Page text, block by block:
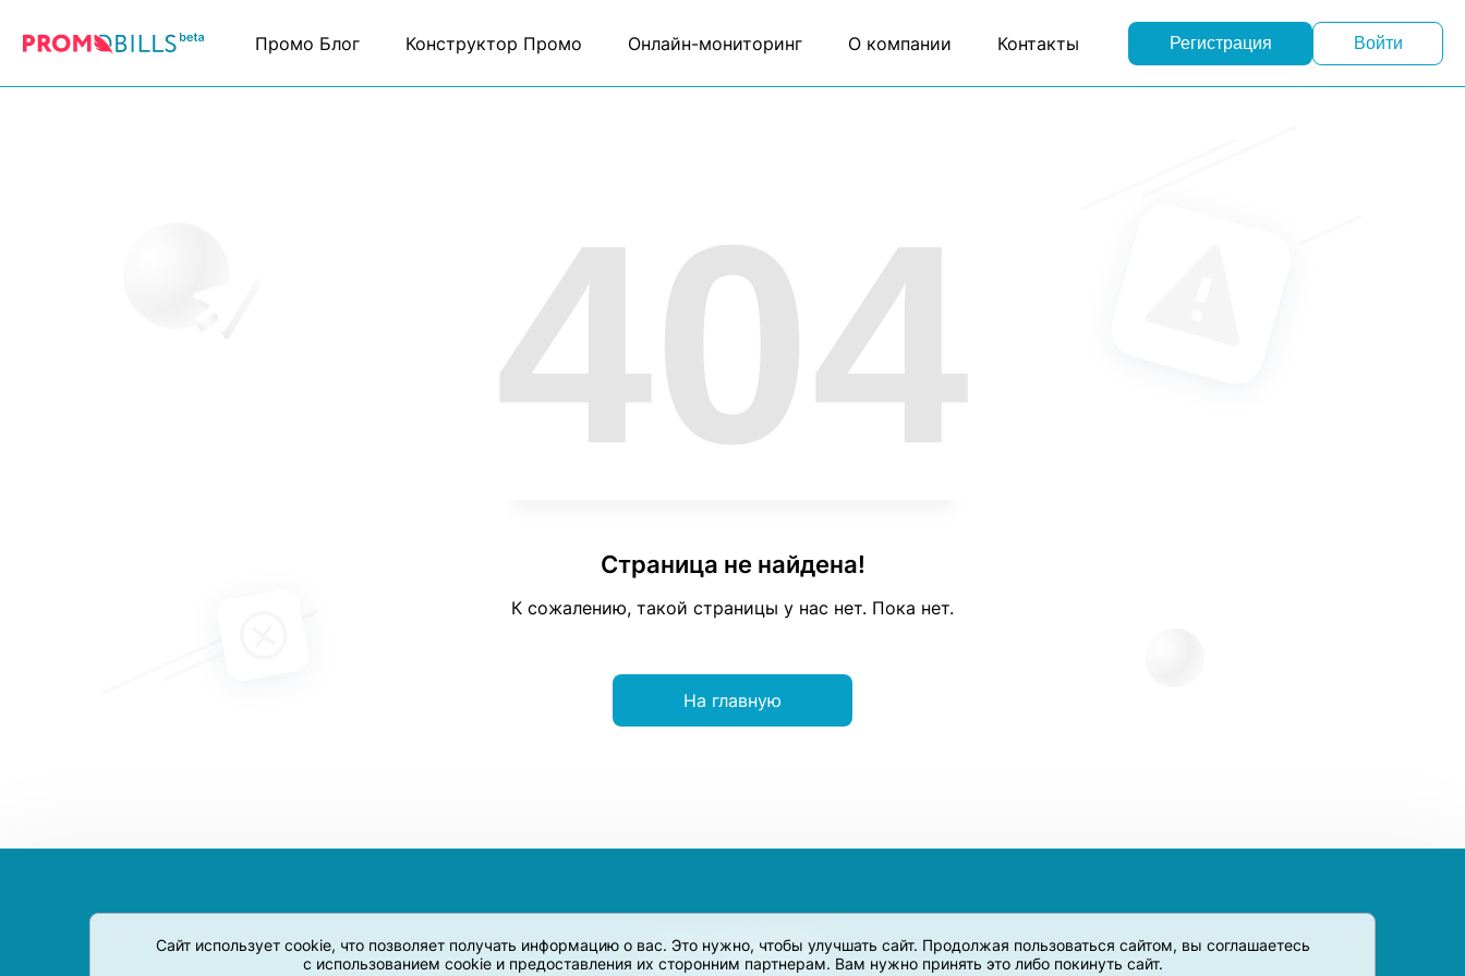
Сайт использует cookie, что позволяет получать информацию о вас. Это нужно, чтобы улучшать сайт. Продолжая пользоваться сайтом, вы соглашаетесь
с использованием cookie и предоставления их сторонним партнерам. Вам нужно принять это либо покинуть сайт.
Промо Блог Конструктор Промо Онлайн-мониторинг О компании Контакты Регистрация Войти
404
Страница не найдена!
К сожалению, такой страницы у нас нет. Пока нет.
На главную